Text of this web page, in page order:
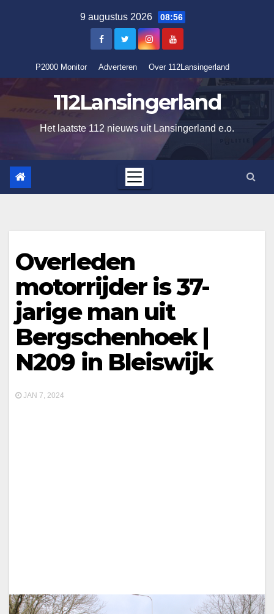
9 augustus 2026 08:56
P2000 Monitor Adverteren Over 112Lansingerland
112Lansingerland
Het laatste 112 nieuws uit Lansingerland e.o.
Overleden
motorrijder is 37-
jarige man uit
Bergschenhoek |
N209 in Bleiswijk
JAN 7, 2024